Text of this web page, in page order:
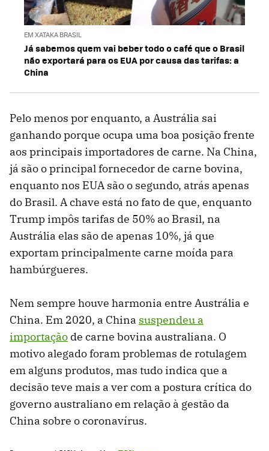
EM XATAKA BRASIL
Já sabemos quem vai beber todo o café que o Brasil
não exportará para os EUA por causa das tarifas: a
China
Pelo menos por enquanto, a Austrália sai
ganhando porque ocupa uma boa posição frente
aos principais importadores de carne. Na China,
já são o principal fornecedor de carne bovina,
enquanto nos EUA são o segundo, atrás apenas
do Brasil. A chave está no fato de que, enquanto
Trump impôs tarifas de 50% ao Brasil, na
Austrália elas são de apenas 10%, já que
exportam principalmente carne moída para
hambúrgueres.
Nem sempre houve harmonia entre Austrália e
China. Em 2020, a China suspendeu a
importação de carne bovina australiana. O
motivo alegado foram problemas de rotulagem
em alguns produtos, mas tudo indica que a
decisão teve mais a ver com a postura crítica do
governo australiano em relação à gestão da
China sobre o coronavírus.